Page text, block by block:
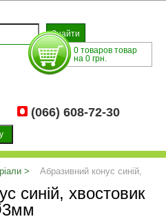
0 товаров товар
на 0 грн.
(066) 608-72-30
Абразивний конус синій,
синій, хвостовик